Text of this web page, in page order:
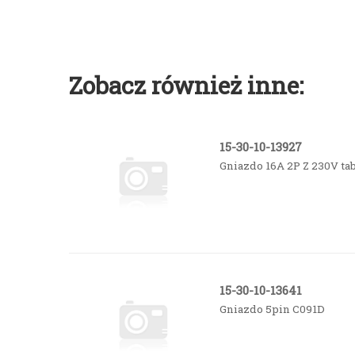
Zobacz również inne:
15-30-10-13927
Gniazdo 16A 2P Z 230V
15-30-10-13641
Gniazdo 5pin C091D